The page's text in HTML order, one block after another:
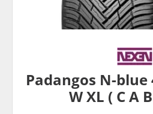
Padangos N-blue
W XL ( C A